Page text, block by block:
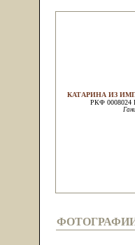
КАТАРИНА ИЗ
РКФ 0008024